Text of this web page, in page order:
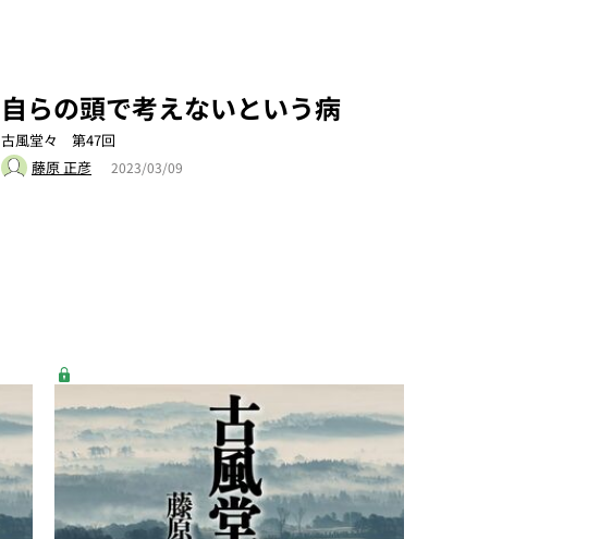
自らの頭で考えないという病
古風堂々 第47回
藤原 正彦
2023/03/09